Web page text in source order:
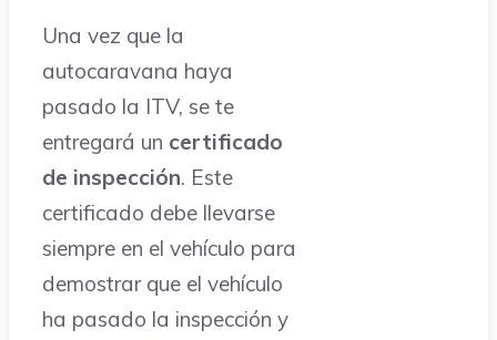
Una vez que la
autocaravana haya
pasado la ITV, se te
entregará un certificado
de inspección. Este
certificado debe llevarse
siempre en el vehículo para
demostrar que el vehículo
ha pasado la inspección y